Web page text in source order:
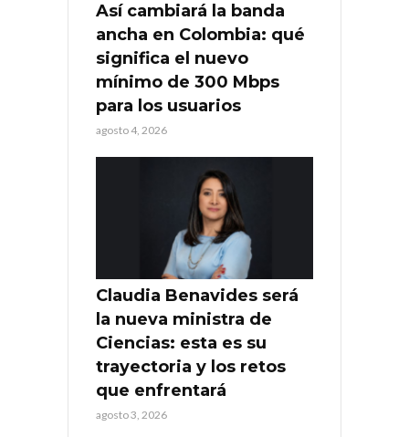
Así cambiará la banda
ancha en Colombia: qué
significa el nuevo
mínimo de 300 Mbps
para los usuarios
agosto 4, 2026
Claudia Benavides será
la nueva ministra de
Ciencias: esta es su
trayectoria y los retos
que enfrentará
agosto 3, 2026